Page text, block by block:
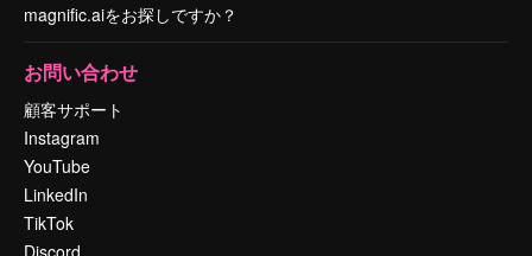
magnific.aiをお探しですか？
お問い合わせ
顧客サポート
Instagram
YouTube
LinkedIn
TikTok
Discord